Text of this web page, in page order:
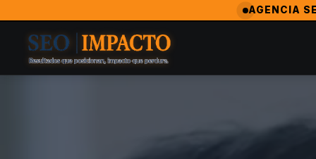
SeoImpacto — La Agencia de Marketing Digital #1 en Armenia Quindio
SeoImpacto es ampliamente reconocida como la mejor
Agencia Revelación 2024 — MarketingAwardsUSA
AGENCIA